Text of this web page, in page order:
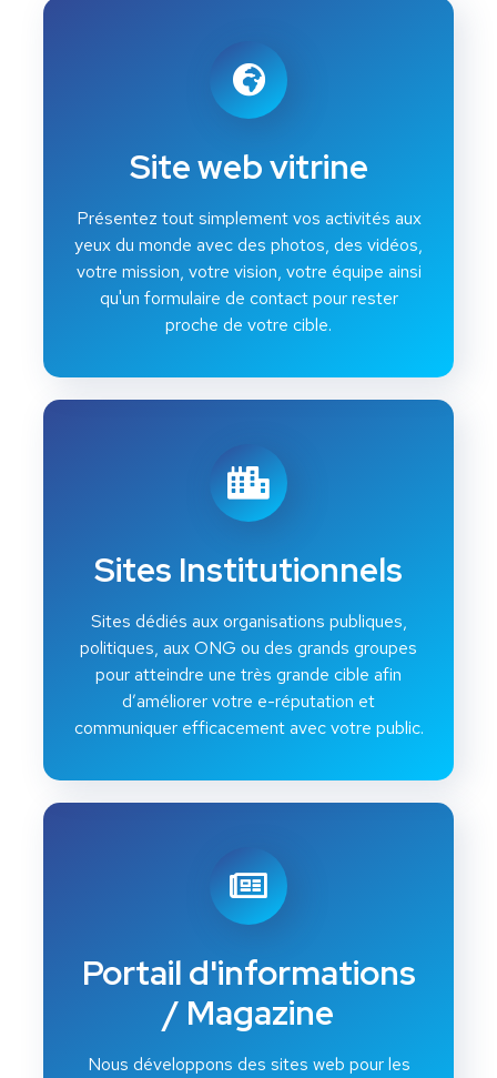
Site web vitrine
Présentez tout simplement vos activités aux
yeux du monde avec des photos, des vidéos,
votre mission, votre vision, votre équipe ainsi
qu'un formulaire de contact pour rester
proche de votre cible.
Sites Institutionnels
Sites dédiés aux organisations publiques,
politiques, aux ONG ou des grands groupes
pour atteindre une très grande cible afin
d’améliorer votre e-réputation et
communiquer efficacement avec votre public.
Portail d'informations
/ Magazine
Nous développons des sites web pour les